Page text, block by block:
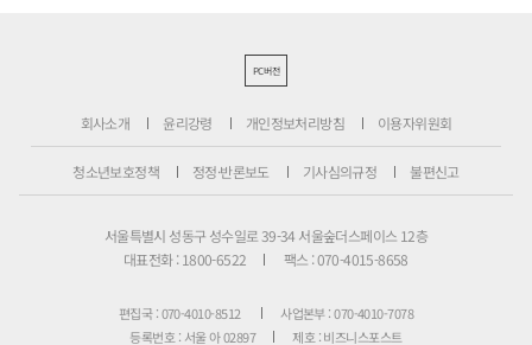
PC버전
회사소개 윤리강령 개인정보처리방침 이용자위원회
청소년보호정책 정정·반론보도 기사심의규정 불편신고
서울특별시 성동구 성수일로 39-34 서울숲더스페이스 12층
대표전화 : 1800-6522
팩스 : 070-4015-8658
편집국 : 070-4010-8512
사업본부 : 070-4010-7078
등록번호 : 서울 아 02897
제호 : 비즈니스포스트